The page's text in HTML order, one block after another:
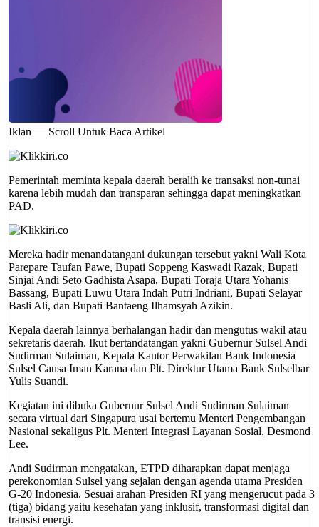
Iklan — Scroll Untuk Baca Artikel
Pemerintah meminta kepala daerah beralih ke transaksi non-tunai
karena lebih mudah dan transparan sehingga dapat meningkatkan
PAD.
Mereka hadir menandatangani dukungan tersebut yakni Wali Kota
Parepare Taufan Pawe, Bupati Soppeng Kaswadi Razak, Bupati
Sinjai Andi Seto Gadhista Asapa, Bupati Toraja Utara Yohanis
Bassang, Bupati Luwu Utara Indah Putri Indriani, Bupati Selayar
Basli Ali, dan Bupati Bantaeng Ilhamsyah Azikin.
Kepala daerah lainnya berhalangan hadir dan mengutus wakil atau
sekretaris daerah. Ikut bertandatangan yakni Gubernur Sulsel Andi
Sudirman Sulaiman, Kepala Kantor Perwakilan Bank Indonesia
Sulsel Causa Iman Karana dan Plt. Direktur Utama Bank Sulselbar
Yulis Suandi.
Kegiatan ini dibuka Gubernur Sulsel Andi Sudirman Sulaiman
secara virtual dari Singapura usai bertemu Menteri Pengembangan
Nasional sekaligus Plt. Menteri Integrasi Layanan Sosial, Desmond
Lee.
Andi Sudirman mengatakan, ETPD diharapkan dapat menjaga
perekonomian Sulsel yang sejalan dengan agenda utama Presiden
G-20 Indonesia. Sesuai arahan Presiden RI yang mengerucut pada 3
(tiga) bidang yaitu kesehatan yang inklusif, transformasi digital dan
transisi energi.